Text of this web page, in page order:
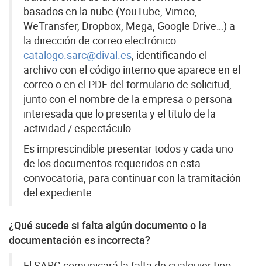
basados en la nube (YouTube, Vimeo,
WeTransfer, Dropbox, Mega, Google Drive…) a
la dirección de correo electrónico
catalogo.sarc@dival.es, identificando el
archivo con el código interno que aparece en el
correo o en el PDF del formulario de solicitud,
junto con el nombre de la empresa o persona
interesada que lo presenta y el título de la
actividad / espectáculo.
Es imprescindible presentar todos y cada uno
de los documentos requeridos en esta
convocatoria, para continuar con la tramitación
del expediente.
¿Qué sucede si falta algún documento o la
documentación es incorrecta?